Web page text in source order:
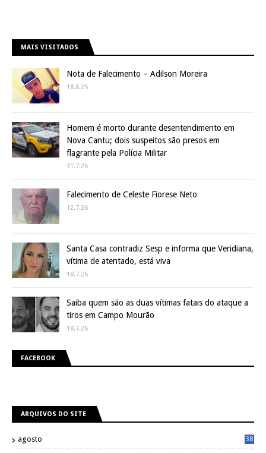
MAIS VISITADOS
Nota de Falecimento – Adilson Moreira
18.6.25
Homem é morto durante desentendimento em
Nova Cantu; dois suspeitos são presos em
flagrante pela Polícia Militar
31.7.26
Falecimento de Celeste Fiorese Neto
12.7.26
Santa Casa contradiz Sesp e informa que Veridiana,
vítima de atentado, está viva
18.7.26
Saiba quem são as duas vítimas fatais do ataque a
tiros em Campo Mourão
18.7.26
FACEBOOK
ARQUIVOS DO SITE
agosto 38